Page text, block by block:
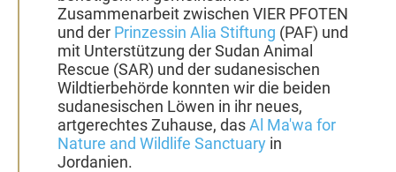
Zusammenarbeit zwischen VIER PFOTEN
und der Prinzessin Alia Stiftung (PAF) und
mit Unterstützung der Sudan Animal
Rescue (SAR) und der sudanesischen
Wildtierbehörde konnten wir die beiden
sudanesischen Löwen in ihr neues,
artgerechtes Zuhause, dasAl Ma'wa for
Nature and Wildlife Sanctuary in
Jordanien.